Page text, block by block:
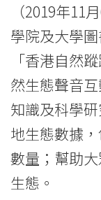
鳥
會
聯
合
推
出
（2019年11
學院及大學
「香港自然
然生態聲音
知識及科學
地生態數據
數量；幫助
生態。